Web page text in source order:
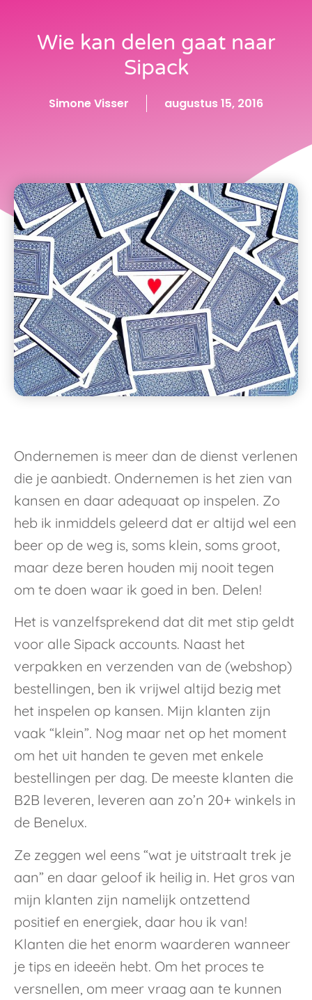
Wie kan delen gaat naar
Sipack
Simone Visser augustus 15, 2016
Ondernemen is meer dan de dienst verlenen
die je aanbiedt. Ondernemen is het zien van
kansen en daar adequaat op inspelen. Zo
heb ik inmiddels geleerd dat er altijd wel een
beer op de weg is, soms klein, soms groot,
maar deze beren houden mij nooit tegen
om te doen waar ik goed in ben. Delen!
Het is vanzelfsprekend dat dit met stip geldt
voor alle Sipack accounts. Naast het
verpakken en verzenden van de (webshop)
bestellingen, ben ik vrijwel altijd bezig met
het inspelen op kansen. Mijn klanten zijn
vaak “klein”. Nog maar net op het moment
om het uit handen te geven met enkele
bestellingen per dag. De meeste klanten die
B2B leveren, leveren aan zo’n 20+ winkels in
de Benelux.
Ze zeggen wel eens “wat je uitstraalt trek je
aan” en daar geloof ik heilig in. Het gros van
mijn klanten zijn namelijk ontzettend
positief en energiek, daar hou ik van!
Klanten die het enorm waarderen wanneer
je tips en ideeën hebt. Om het proces te
versnellen, om meer vraag aan te kunnen